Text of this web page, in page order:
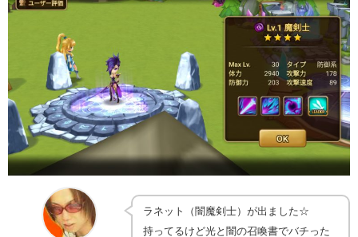
ラネット（闇魔剣士）が出ました☆
持ってるけど光と闇の召喚書でバチった